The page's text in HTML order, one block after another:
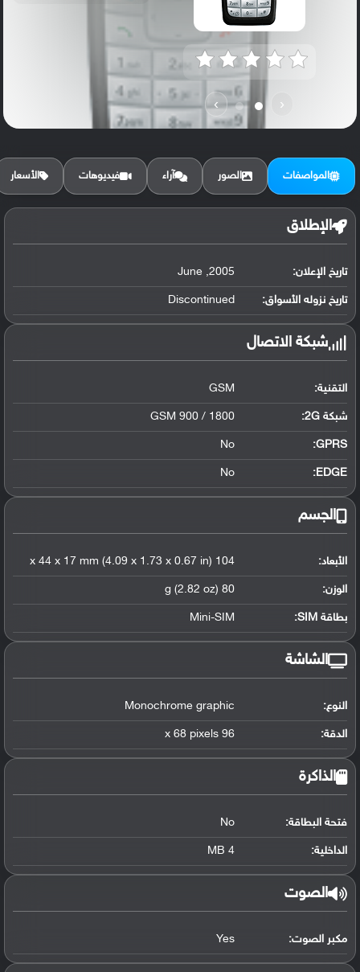
‹
›
المواصفات الصور آراء فيديوهات الأسعار
الإطلاق
تاريخ الإعلان: 2005, June
تاريخ نزوله الأسواق: Discontinued
شبكة الاتصال
التقنية: GSM
شبكة 2G: GSM 900 / 1800
GPRS:
No
EDGE:
No
الجسم
الأبعاد: 104 x 44 x 17 mm (4.09 x 1.73 x 0.67 in)
الوزن: 80 g (2.82 oz)
بطاقة SIM: Mini-SIM
الشاشة
النوع: Monochrome graphic
الدقة: 96 x 68 pixels
الذاكرة
فتحة البطاقة: No
الداخلية: 4 MB
الصوت
مكبر الصوت: Yes